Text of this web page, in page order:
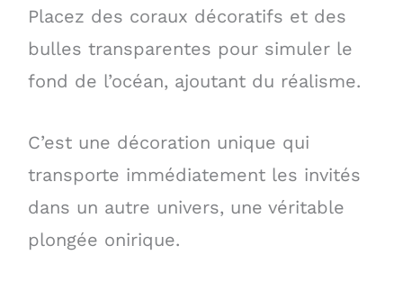
Placez des coraux décoratifs et des
bulles transparentes pour simuler le
fond de l’océan, ajoutant du réalisme.
C’est une décoration unique qui
transporte immédiatement les invités
dans un autre univers, une véritable
plongée onirique.